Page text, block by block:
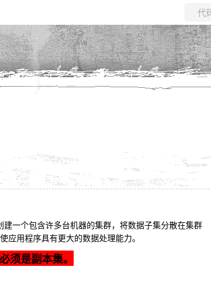
一个包含许多台机器的集群，将数据子集分散在集群
用程序具有更大的数据处理能力。
须是副本集。